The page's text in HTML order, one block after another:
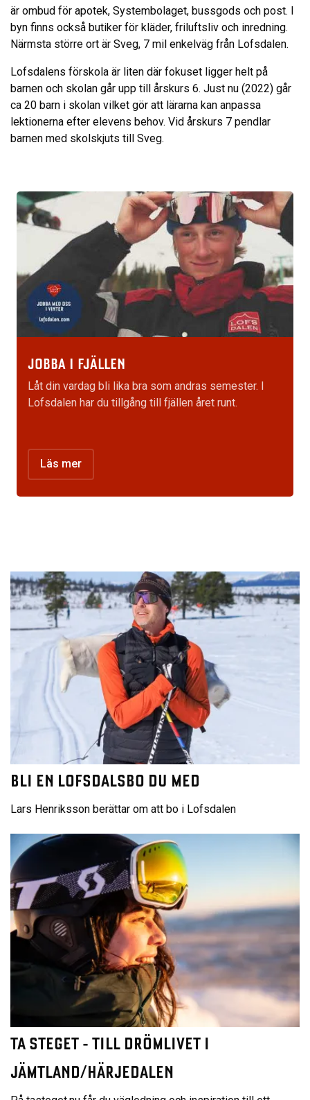
är ombud för apotek, Systembolaget, bussgods och post. I
byn finns också butiker för kläder, friluftsliv och inredning.
Närmsta större ort är Sveg, 7 mil enkelväg från Lofsdalen.
Lofsdalens förskola är liten där fokuset ligger helt på
barnen och skolan går upp till årskurs 6. Just nu (2022) går
ca 20 barn i skolan vilket gör att lärarna kan anpassa
lektionerna efter elevens behov. Vid årskurs 7 pendlar
barnen med skolskjuts till Sveg.
JOBBA I FJÄLLEN
Låt din vardag bli lika bra som andras semester. I
Lofsdalen har du tillgång till fjällen året runt.
Läs mer
BLI EN LOFSDALSBO DU MED
Lars Henriksson berättar om att bo i Lofsdalen
TA STEGET - TILL DRÖMLIVET I
JÄMTLAND/HÄRJEDALEN